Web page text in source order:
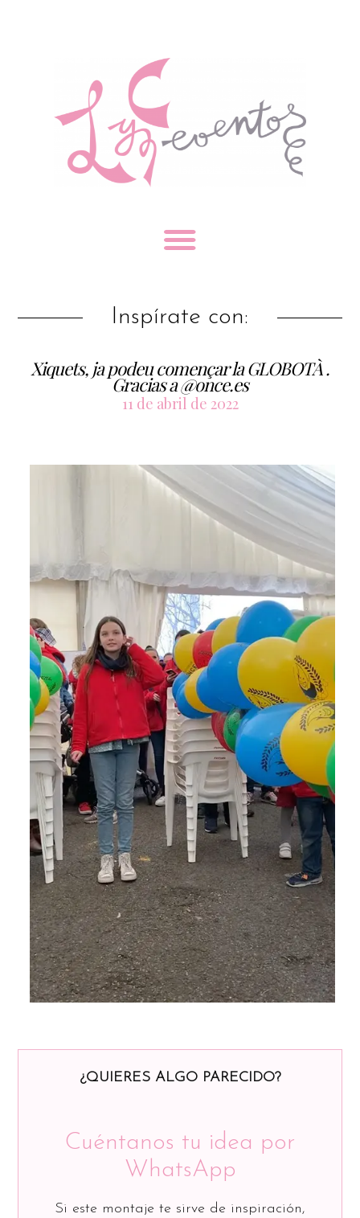
Inspírate con:
Xiquets, ja podeu començar la GLOBOTÀ .
Gracias a @once.es
11 de abril de 2022
¿QUIERES ALGO PARECIDO?
Cuéntanos tu idea por
WhatsApp
Si este montaje te sirve de inspiración,